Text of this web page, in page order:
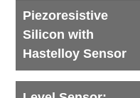
Piezoresistive
Silicon with
Hastelloy Sensor